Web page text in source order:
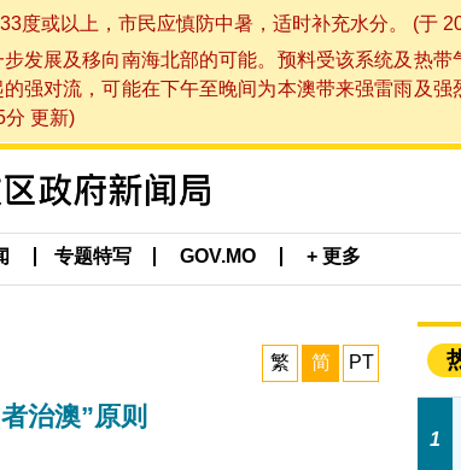
度或以上，市民应慎防中暑，适时补充水分。 (于
发展及移向南海北部的可能。预料受该系统及热
强对流，可能在下午至晚间为本澳带来强雷雨及强
分 更新)
专题特写 GOV.MO + 更多
繁 简 PT
治澳”原则
1